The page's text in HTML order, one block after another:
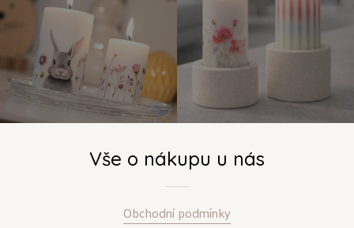
Vše o nákupu u nás
Obchodní podmínky